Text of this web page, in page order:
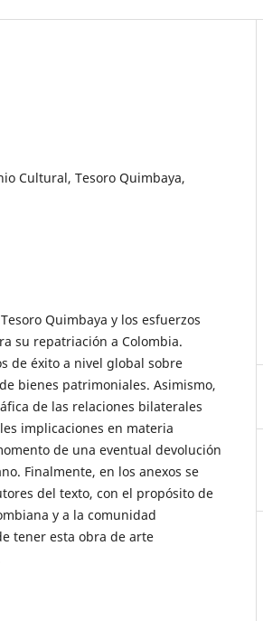
Cultural, Tesoro Quimbaya,
Quimbaya y los esfuerzos
su repatriación a Colombia.
de éxito a nivel global sobre
bienes patrimoniales. Asimismo,
de las relaciones bilaterales
implicaciones en materia
de una eventual devolución
Finalmente, en los anexos se
del texto, con el propósito de
y a la comunidad
tener esta obra de arte